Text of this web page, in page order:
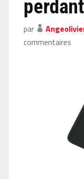
perdant
par
commentaires